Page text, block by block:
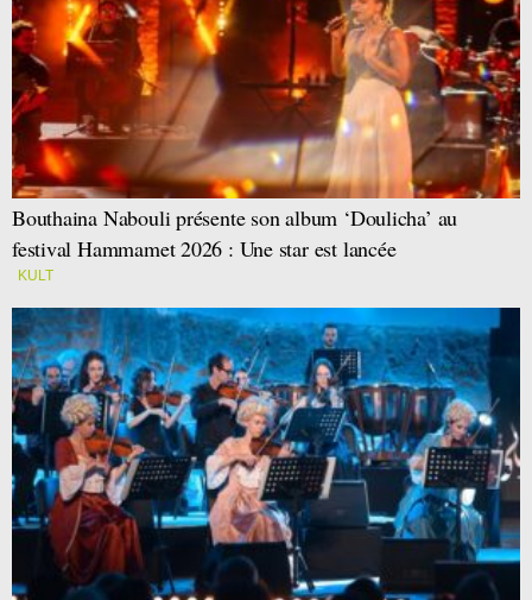
Bouthaina Nabouli présente son album ‘Doulicha’ au
festival Hammamet 2026 : Une star est lancée
KULT